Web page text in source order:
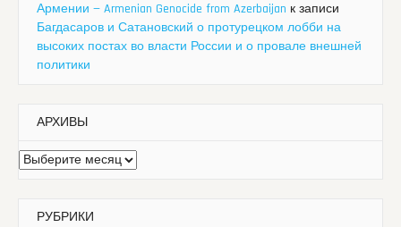
Армении — Armenian Genocide from Azerbaijan к записи
Багдасаров и Сатановский о протурецком лобби на
высоких постах во власти России и о провале внешней
политики
АРХИВЫ
Архивы
РУБРИКИ